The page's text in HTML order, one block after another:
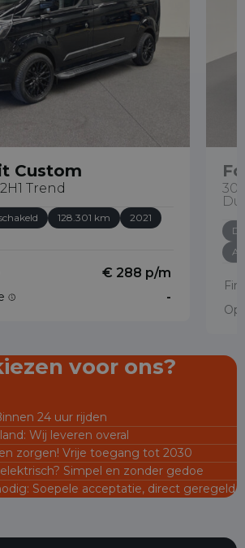
Custom
Trend
128.301 km
2021
€ 288 p/m
-
voor ons?
24 uur rijden
Wij leveren overal
zorgen! Vrije toegang tot 2030
Simpel en zonder gedoe
Soepele acceptatie, direct geregeld